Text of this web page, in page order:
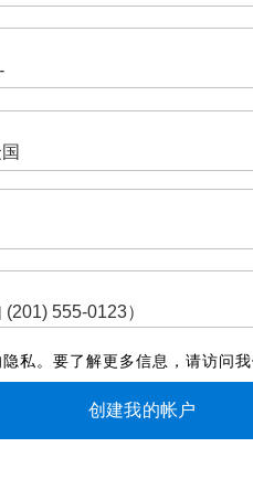
私。要了解更多信息，请访问